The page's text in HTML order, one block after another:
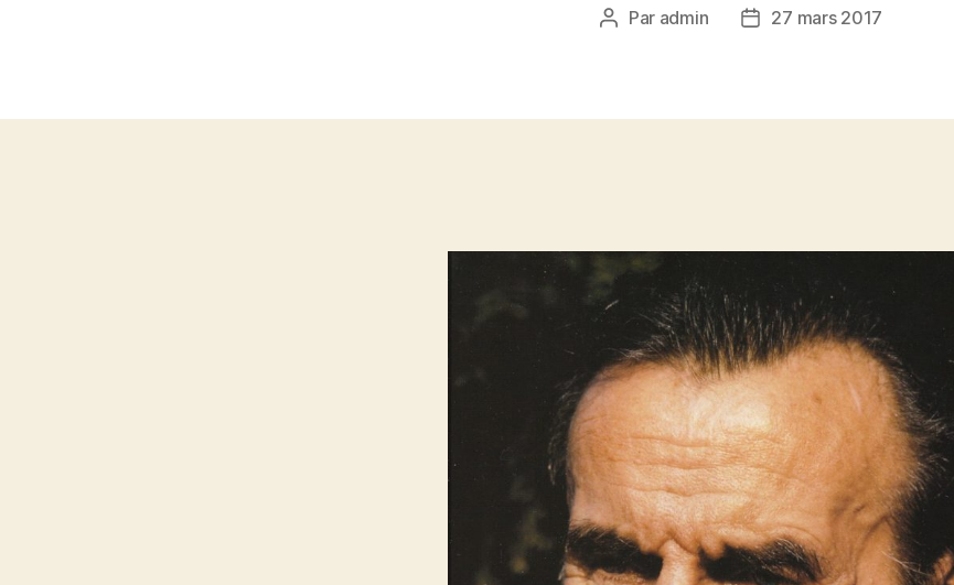
Auteur
Par admin
Date27 mars 2017